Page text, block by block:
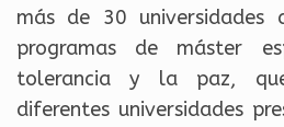
más de 30
programas de máster
tolerancia y la paz,
diferentes universidades